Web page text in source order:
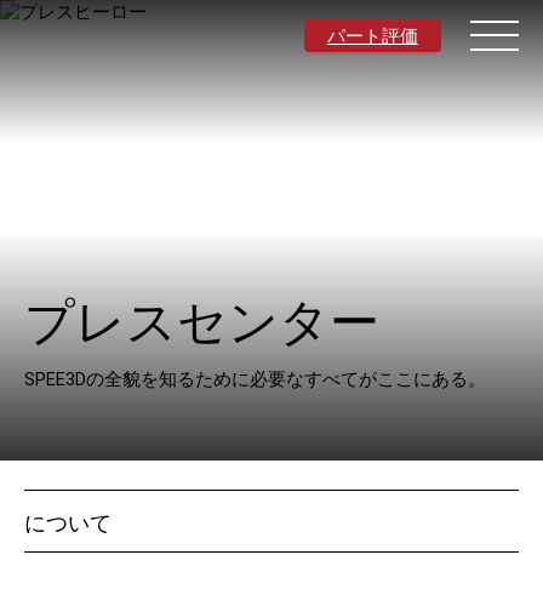
パート評価
材料
アプリケーション
について
プレスセンター
SPEE3Dの全貌を知るために必要なすべてがここにある。
について